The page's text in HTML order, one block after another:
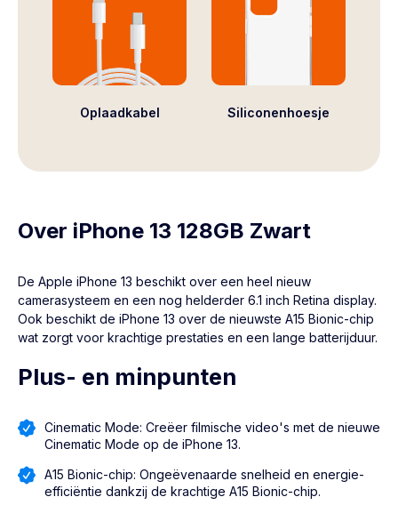
Oplaadkabel Siliconenhoesje
Over iPhone 13 128GB Zwart
De Apple iPhone 13 beschikt over een heel nieuw
camerasysteem en een nog helderder 6.1 inch Retina display.
Ook beschikt de iPhone 13 over de nieuwste A15 Bionic-chip
wat zorgt voor krachtige prestaties en een lange batterijduur.
Plus- en minpunten
Cinematic Mode: Creëer filmische video's met de nieuwe
Cinematic Mode op de iPhone 13.
A15 Bionic-chip: Ongeëvenaarde snelheid en energie-
efficiëntie dankzij de krachtige A15 Bionic-chip.